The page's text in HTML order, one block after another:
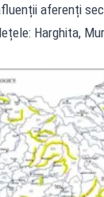
aferenți
Harghita,